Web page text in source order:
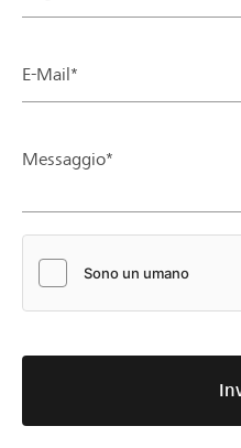
E-Mail*
Messaggio*